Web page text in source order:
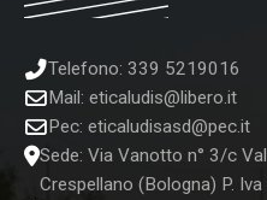
Telefono: 339 5219016
Mail: eticaludis@libero.it
Pec: eticaludisasd@pec.it
Sede: Via Vanotto n° 3/c
Crespellano (Bologna) P.